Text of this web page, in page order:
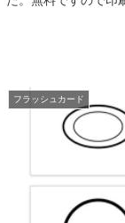
フラッシュカード